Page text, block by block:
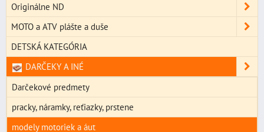
Originálne ND
MOTO a ATV plášte a duše
DETSKÁ KATEGÓRIA
DARČEKY A INÉ
Darčekové predmety
pracky, náramky, reťiazky, prstene
modely motoriek a áut